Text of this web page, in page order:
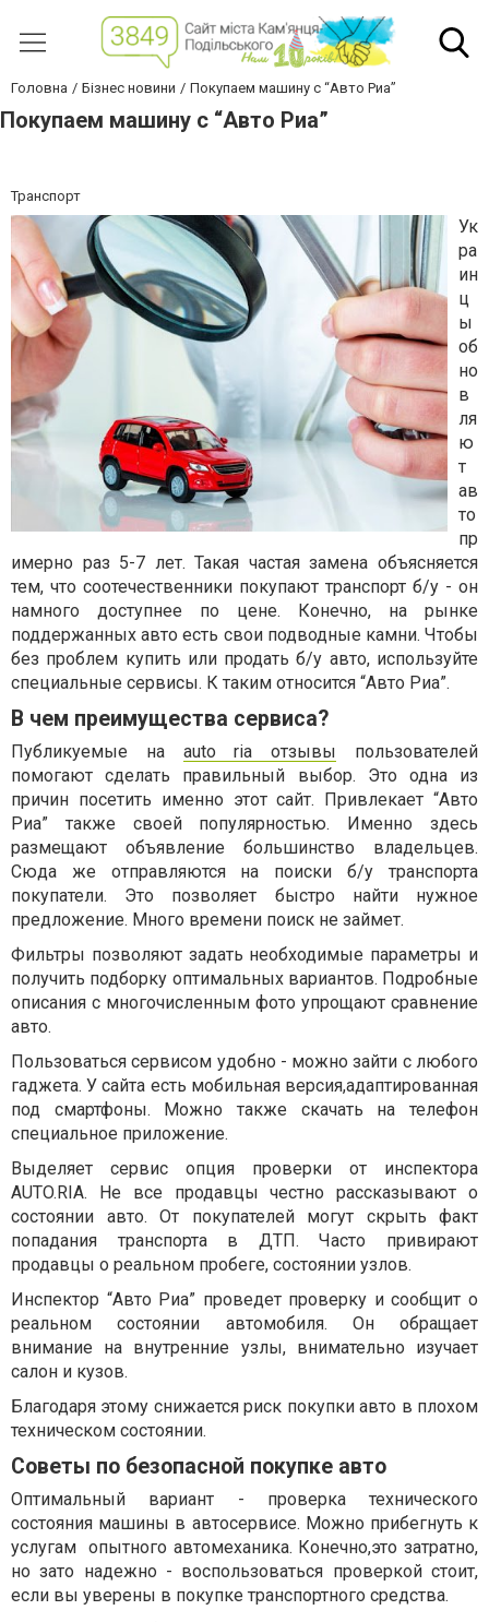
Головна Бізнес новини Покупаем машину с “Авто Риа”
Покупаем машину с “Авто Риа”
Транспорт
Ук
ра
ин
ц
ы
об
но
в
ля
ю
т
ав
то
пр
имерно раз 5-7 лет. Такая частая замена объясняется
тем, что соотечественники покупают транспорт б/у - он
намного доступнее по цене. Конечно, на рынке
поддержанных авто есть свои подводные камни. Чтобы
без проблем купить или продать б/у авто, используйте
специальные сервисы. К таким относится “Авто Риа”.
В чем преимущества сервиса?
Публикуемые на auto ria отзывы пользователей
помогают сделать правильный выбор. Это одна из
причин посетить именно этот сайт. Привлекает “Авто
Риа” также своей популярностью. Именно здесь
размещают объявление большинство владельцев.
Сюда же отправляются на поиски б/у транспорта
покупатели. Это позволяет быстро найти нужное
предложение. Много времени поиск не займет.
Фильтры позволяют задать необходимые параметры и
получить подборку оптимальных вариантов. Подробные
описания с многочисленным фото упрощают сравнение
авто.
Пользоваться сервисом удобно - можно зайти с любого
гаджета. У сайта есть мобильная версия,адаптированная
под смартфоны. Можно также скачать на телефон
специальное приложение.
Выделяет сервис опция проверки от инспектора
AUTO.RIA. Не все продавцы честно рассказывают о
состоянии авто. От покупателей могут скрыть факт
попадания транспорта в ДТП. Часто привирают
продавцы о реальном пробеге, состоянии узлов.
Инспектор “Авто Риа” проведет проверку и сообщит о
реальном состоянии автомобиля. Он обращает
внимание на внутренние узлы, внимательно изучает
салон и кузов.
Благодаря этому снижается риск покупки авто в плохом
техническом состоянии.
Советы по безопасной покупке авто
Оптимальный вариант - проверка технического
состояния машины в автосервисе. Можно прибегнуть к
услугам опытного автомеханика. Конечно,это затратно,
но зато надежно - воспользоваться проверкой стоит,
если вы уверены в покупке транспортного средства.